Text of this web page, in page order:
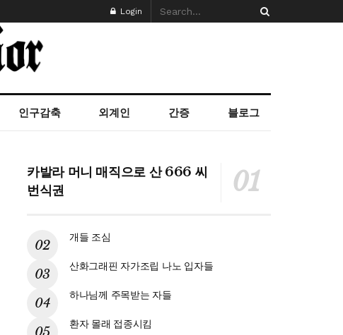
Login
인구감축 외계인 간증 블로그
카발라 머니 매직으로 산 666 씨
번식권
개들 조심
산화그래핀 자가조립 나노 입자들
하나님께 주목받는 자들
환자 몰래 접종시킴